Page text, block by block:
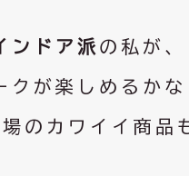
ンドア派 の私が
が楽しめるか
のカワイイ商品